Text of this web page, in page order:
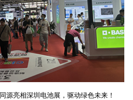
源亮相深圳电池展，驱动绿色未来！